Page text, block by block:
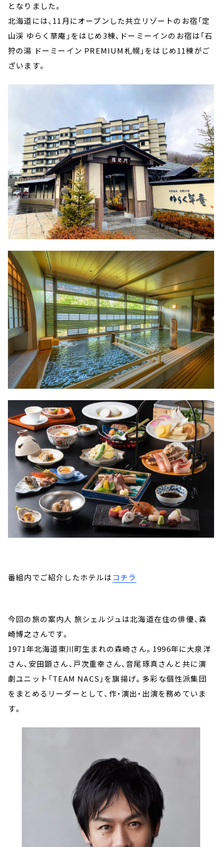
となりました。
北海道には、11月にオープンした共立リゾートのお宿「定
山渓 ゆらく草庵」をはじめ3棟、ドーミーインのお宿は「石
狩の湯 ドーミーイン PREMIUM札幌」をはじめ11棟がご
ざいます。
番組内でご紹介したホテルは コチラ
今回の旅の案内人 旅シェルジュは北海道在住の俳優、森
崎博之さんです。
1971年北海道東川町生まれの森崎さん。1996年に大泉洋
さん、安田顕さん、戸次重幸さん、音尾琢真さんと共に演
劇ユニット「TEAM NACS」を旗揚げ。多彩な個性派集団
をまとめるリーダーとして、作・演出・出演を務めていま
す。